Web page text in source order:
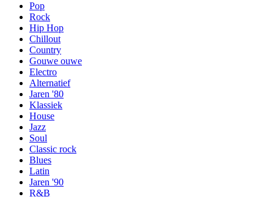
Pop
Rock
Hip Hop
Chillout
Country
Gouwe ouwe
Electro
Alternatief
Jaren '80
Klassiek
House
Jazz
Soul
Classic rock
Blues
Latin
Jaren '90
R&B